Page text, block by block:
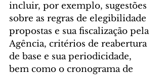
incluir, por exemplo, sugestões
sobre as regras de elegibilidade
propostas e sua fiscalização pela
Agência, critérios de reabertura
de base e sua periodicidade,
bem como o cronograma de